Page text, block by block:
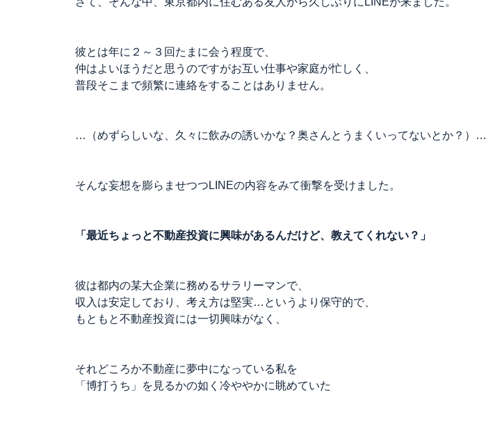
彼とは年に２～３回たまに会う程度で、
仲はよいほうだと思うのですがお互い仕事や家庭が忙しく、
普段そこまで頻繁に連絡をすることはありません。
…（めずらしいな、久々に飲みの誘いかな？奥さんとうまくいってないとか？）…
そんな妄想を膨らませつつLINEの内容をみて衝撃を受けました。
「最近ちょっと不動産投資に興味があるんだけど、教えてくれない？」
彼は都内の某大企業に務めるサラリーマンで、
収入は安定しており、考え方は堅実…というより保守的で、
もともと不動産投資には一切興味がなく、
それどころか不動産に夢中になっている私を
「博打うち」を見るかの如く冷ややかに眺めていた